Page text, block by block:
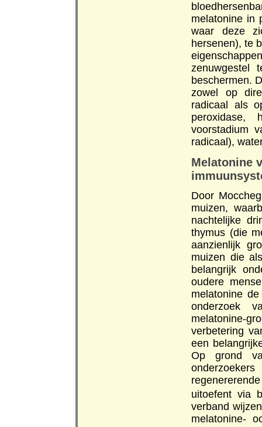
melatonine in
waar deze
hersenen), te
zenuwgestel
beschermen.
zowel op
radicaal als
peroxidase,
voorstadium
radicaal),
Melatonine
Door
muizen,
nachtelijke
thymus (die
aanzienlijk
muizen die
belangrijk
oudere
melatonine
onderzoek
melatonine-
verbetering
een
Op grond
uitoefent via
verband
melatonine-